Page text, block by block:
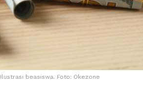
Ilustrasi beasiswa. Foto: Okezone